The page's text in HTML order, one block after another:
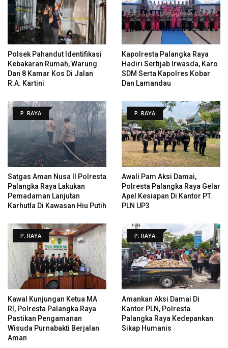
Polsek Pahandut Identifikasi
Kebakaran Rumah, Warung
Dan 8 Kamar Kos Di Jalan
R.A. Kartini
Kapolresta Palangka Raya
Hadiri Sertijab Irwasda, Karo
SDM Serta Kapolres Kobar
Dan Lamandau
P. RAYA
Satgas Aman Nusa II Polresta
Palangka Raya Lakukan
Pemadaman Lanjutan
Karhutla Di Kawasan Hiu Putih
P. RAYA
Awali Pam Aksi Damai,
Polresta Palangka Raya Gelar
Apel Kesiapan Di Kantor PT.
PLN UP3
P. RAYA
Kawal Kunjungan Ketua MA
RI, Polresta Palangka Raya
Pastikan Pengamanan
Wisuda Purnabakti Berjalan
Aman
P. RAYA
Amankan Aksi Damai Di
Kantor PLN, Polresta
Palangka Raya Kedepankan
Sikap Humanis